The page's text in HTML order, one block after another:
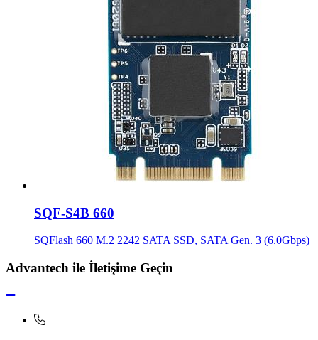
SQF-S4B 660
SQFlash 660 M.2 2242 SATA SSD, SATA Gen. 3 (6.0Gbps)
Advantech ile İletişime Geçin